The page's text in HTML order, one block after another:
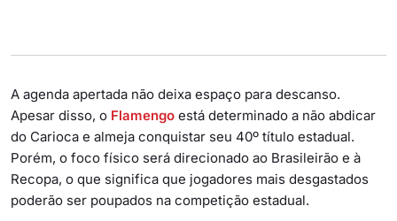
A agenda apertada não deixa espaço para descanso.
Apesar disso, o Flamengo está determinado a não abdicar
do Carioca e almeja conquistar seu 40º título estadual.
Porém, o foco físico será direcionado ao Brasileirão e à
Recopa, o que significa que jogadores mais desgastados
poderão ser poupados na competição estadual.